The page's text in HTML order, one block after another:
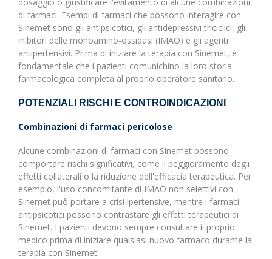
di farmaci. Esempi di farmaci che possono interagire con
Sinemet sono gli antipsicotici, gli antidepressivi triciclici, gli
inibitori delle monoamino-ossidasi (IMAO) e gli agenti
antipertensivi. Prima di iniziare la terapia con Sinemet, è
fondamentale che i pazienti comunichino la loro storia
farmacologica completa al proprio operatore sanitario.
POTENZIALI RISCHI E CONTROINDICAZIONI
Combinazioni di farmaci pericolose
Alcune combinazioni di farmaci con Sinemet possono
comportare rischi significativi, come il peggioramento degli
effetti collaterali o la riduzione dell'efficacia terapeutica. Per
esempio, l'uso concomitante di IMAO non selettivi con
Sinemet può portare a crisi ipertensive, mentre i farmaci
antipsicotici possono contrastare gli effetti terapeutici di
Sinemet. I pazienti devono sempre consultare il proprio
medico prima di iniziare qualsiasi nuovo farmaco durante la
terapia con Sinemet.